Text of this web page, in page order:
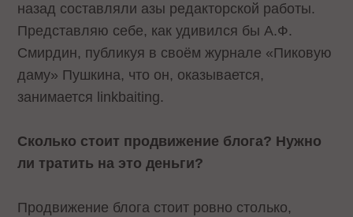
назад составляли азы редакторской работы.
Представляю себе, как удивился бы А.Ф.
Смирдин, публикуя в своём журнале «Пиковую
даму» Пушкина, что он, оказывается,
занимается linkbaiting.
Сколько стоит продвижение блога? Нужно
ли тратить на это деньги?
Продвижение блога стоит ровно столько,